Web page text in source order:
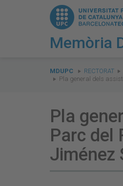
Memòria
are
here:
MDUPC RECTORAT
Pla general dels
Pla
Parc del
Jiménez